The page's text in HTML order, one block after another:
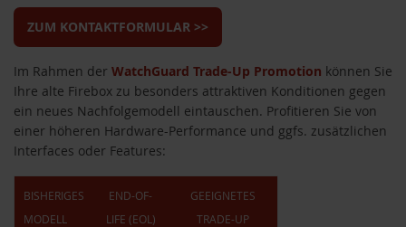
ZUM KONTAKTFORMULAR >>
Im Rahmen der WatchGuard Trade-Up Promotion können Sie
Ihre alte Firebox zu besonders attraktiven Konditionen gegen
ein neues Nachfolgemodell eintauschen. Profitieren Sie von
einer höheren Hardware-Performance und ggfs. zusätzlichen
Interfaces oder Features:
BISHERIGES
MODELL
END-OF-
LIFE (EOL)
GEEIGNETES
TRADE-UP